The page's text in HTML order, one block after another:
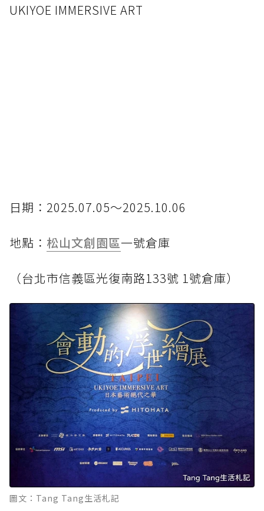
UKIYOE IMMERSIVE ART
日期：2025.07.05～2025.10.06
地點： 松山文創園區一號倉庫
（台北市信義區光復南路133號 1號倉庫）
圖文：Tang Tang生活札記